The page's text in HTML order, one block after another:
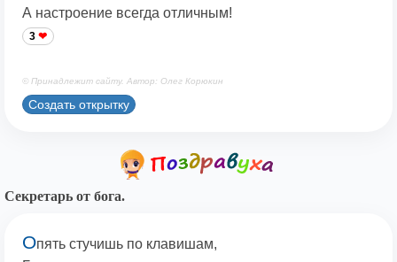
А настроение всегда отличным!
3
© Принадлежит сайту. Автор: Олег Корюкин
Создать открытку
Секретарь от бога.
Опять стучишь по клавишам,